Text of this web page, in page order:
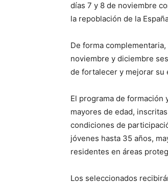
días 7 y 8 de noviembre
la repoblación de la
De forma
noviembre y diciembre
de fortalecer y mejorar su
El programa de formación
mayores de edad,
condiciones de
jóvenes hasta 35 años,
residentes en áreas
Los seleccionados